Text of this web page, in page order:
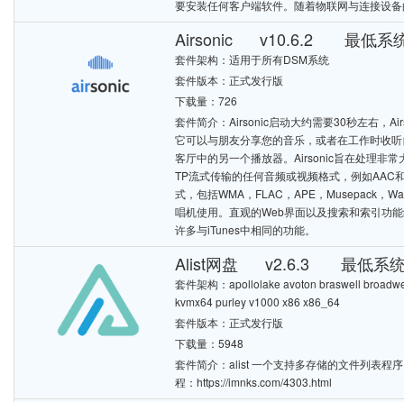
要安装任何客户端软件。随着物联网与连接设
Airsonic v10.6.2 最低系统
套件架构：适用于所有DSM系统
套件版本：正式发行版
下载量：726
套件简介：Airsonic启动大约需要30秒左右，
它可以与朋友分享您的音乐，或者在工作时收
客厅中的另一个播放器。Airsonic旨在处理非
TP流式传输的任何音频或视频格式，例如AAC
式，包括WMA，FLAC，APE，Musepack，
唱机使用。直观的Web界面以及搜索和索引功
许多与iTunes中相同的功能。
Alist网盘 v2.6.3 最低系统
套件架构：apollolake avoton braswell
kvmx64 purley v1000 x86 x86_64
套件版本：正式发行版
下载量：5948
套件简介：alist 一个支持多存储的文件列表程
程：https://imnks.com/4303.html